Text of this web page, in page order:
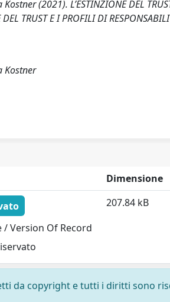
(2021). L’ESTINZIONE DEL
TRUST E I PROFILI DI
Kostner
Dimensione
/ Version Of Record
207.84 kB
da copyright e tutti i diritti sono